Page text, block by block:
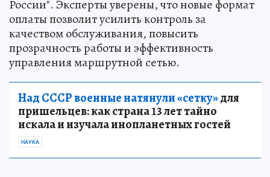
России". Эксперты уверены, что новые формат
оплаты позволит усилить контроль за
качеством обслуживания, повысить
прозрачность работы и эффективность
управления маршрутной сетью.
Над СССР военные натянули «сетку»для
пришельцев: как страна 13 лет тайно
искала и изучала инопланетных гостей
НАУКА